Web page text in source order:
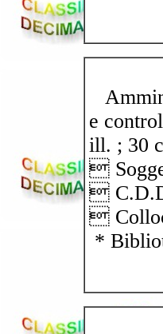
e
ill. ; 30



*